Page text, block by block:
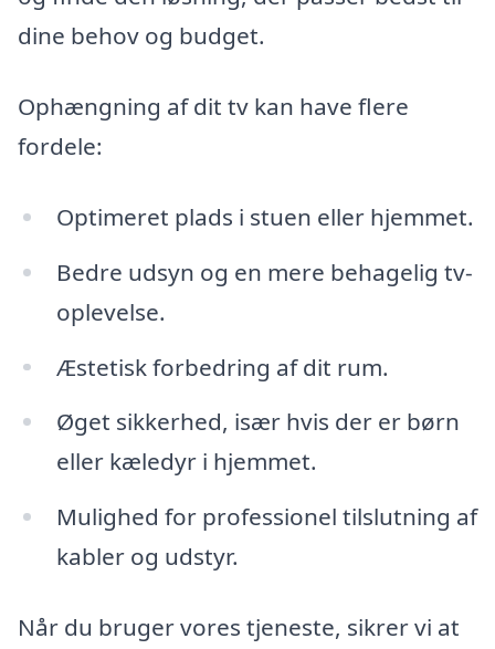
dine behov og budget.
Ophængning af dit tv kan have flere
fordele:
Optimeret plads i stuen eller hjemmet.
Bedre udsyn og en mere behagelig tv-
oplevelse.
Æstetisk forbedring af dit rum.
Øget sikkerhed, især hvis der er børn
eller kæledyr i hjemmet.
Mulighed for professionel tilslutning af
kabler og udstyr.
Når du bruger vores tjeneste, sikrer vi at